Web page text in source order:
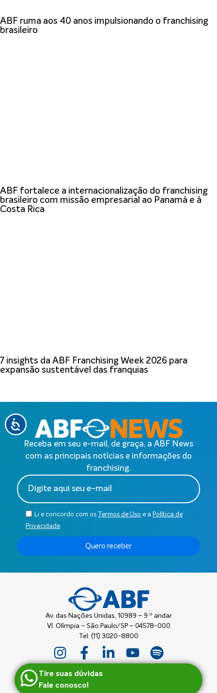
ABF ruma aos 40 anos impulsionando o franchising
brasileiro
ABF fortalece a internacionalização do franchising
brasileiro com missão empresarial ao Panamá e à
Costa Rica
7 insights da ABF Franchising Week 2026 para
expansão sustentável das franquias
Receba em seu e-mail, de graça, a ABF News
com as principais notícias e informações do
franchising.
Li e concordo com os Termos de Uso e a Política de
Privacidade.
Quero receber
Av. das Nações Unidas, 10989 – 9 º andar
Vl. Olímpia – São Paulo/SP – 04578-000
Tel: (11) 3020-8800
Tire suas dúvidas
Fale conosco!